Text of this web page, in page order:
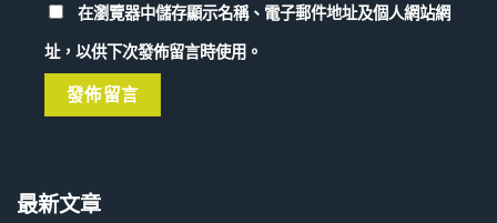
在瀏覽器中儲存顯示名稱、電子郵件地址及個人網站網
址，以供下次發佈留言時使用。
最新文章